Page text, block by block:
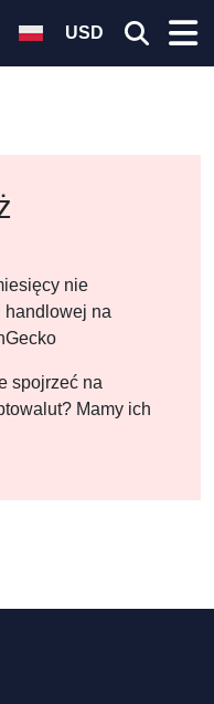
USD
nie
handlowej na
spojrzeć na
Mamy ich